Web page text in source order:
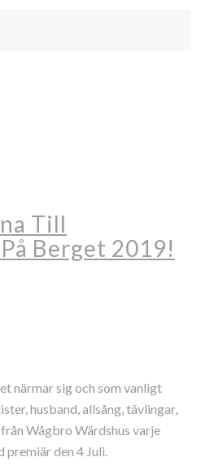
Till
Berget 2019!
närmar sig och som vanligt
husband, allsång, tävlingar,
Wågbro Wärdshus varje
premiär den 4 Juli.